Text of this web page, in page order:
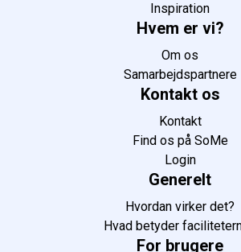
Inspiration
Hvem er vi?
Om os
Samarbejdspartnere
Kontakt os
Kontakt
Find os på SoMe
Login
Generelt
Hvordan virker det?
Hvad betyder
For brugere